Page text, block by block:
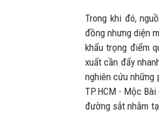
Trong khi đó,
đồng nhưng diện
khẩu trọng điểm
xuất cần đẩy
nghiên cứu những
TP.HCM - Mộc
đường sắt nhằm